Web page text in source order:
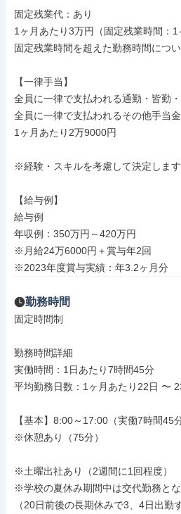
固定残業代：あり
1ヶ月あたり3万円（固定残業時間：1
固定残業時間を超えた勤務時間につ
【一律手当】
全員に一律で支払われる通勤・皆勤
全員に一律で支払われるその他手当
1ヶ月あたり2万9000円
※経験・スキルを考慮して決定します
【給与例】
給与例
年収例：350万円～420万円
※月給24万6000円＋賞与年2回
※2023年度賞与実績：年3.2ヶ月分
勤務時間
固定時間制
勤務時間詳細
実働時間：1日あたり7時間45分
平均勤務日数：1ヶ月あたり22日 〜
【基本】8:00～17:00（実働7時間45分
※休憩あり（75分）
※土曜出社あり（2週間に1回程度）
※学校の夏休み期間中は交代勤務とな
（20日前後の長期休みで3、4日出勤